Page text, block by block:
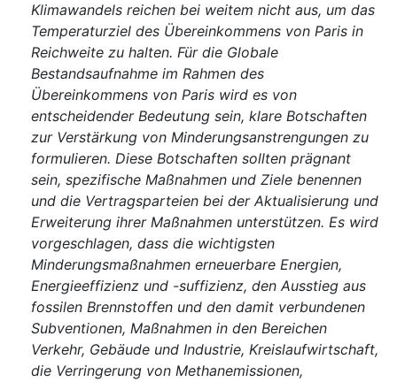
Klimawandels reichen bei weitem nicht aus, um das
Temperaturziel des Übereinkommens von Paris in
Reichweite zu halten. Für die Globale
Bestandsaufnahme im Rahmen des
Übereinkommens von Paris wird es von
entscheidender Bedeutung sein, klare Botschaften
zur Verstärkung von Minderungsanstrengungen zu
formulieren. Diese Botschaften sollten prägnant
sein, spezifische Maßnahmen und Ziele benennen
und die Vertragsparteien bei der Aktualisierung und
Erweiterung ihrer Maßnahmen unterstützen. Es wird
vorgeschlagen, dass die wichtigsten
Minderungsmaßnahmen erneuerbare Energien,
Energieeffizienz und -suffizienz, den Ausstieg aus
fossilen Brennstoffen und den damit verbundenen
Subventionen, Maßnahmen in den Bereichen
Verkehr, Gebäude und Industrie, Kreislaufwirtschaft,
die Verringerung von Methanemissionen,